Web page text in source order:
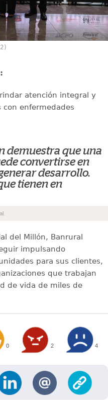
atención integral y
con enfermedades
demuestra que una
convertirse en
desarrollo.
tienen en
del Millón, Banrural
impulsando
para sus clientes,
que trabajan
de vida de miles de
0 2 4